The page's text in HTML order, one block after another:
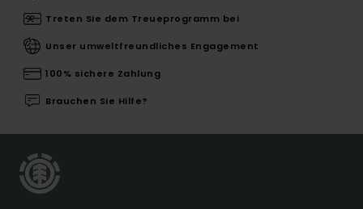
Treten Sie dem Treueprogramm bei
Unser umweltfreundliches Engagement
100% sichere Zahlung
Brauchen Sie Hilfe?